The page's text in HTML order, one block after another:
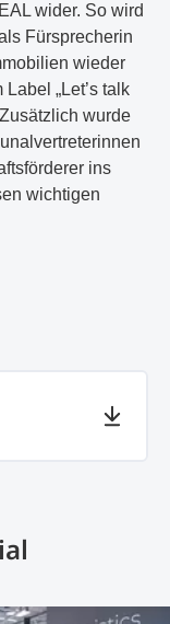
wider. So wird
Fürsprecherin
wieder
„Let’s talk
wurde
ins
wichtigen